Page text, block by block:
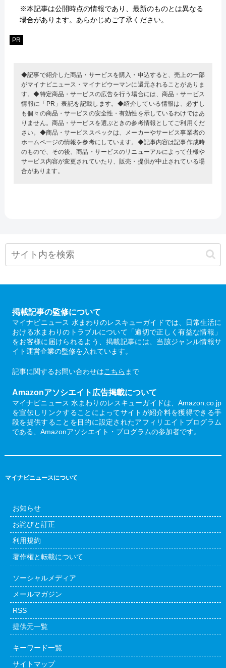
※本記事は公開時点の情報であり、最新のものとは異なる
場合があります。あらかじめご了承ください。
PR
◆記事で紹介した商品・サービスを購入・申込すると、売上の一部
がマイナビニュース・マイナビウーマンに還元されることがありま
す。◆特定商品・サービスの広告を行う場合には、商品・サービス
情報に「PR」表記を記載します。◆紹介している情報は、必ずし
も個々の商品・サービスの安全性・有効性を示しているわけではあ
りません。商品・サービスを選ぶときの参考情報としてご利用くだ
さい。◆商品・サービススペックは、メーカーやサービス事業者の
ホームページの情報を参考にしています。◆記事内容は記事作成時
のもので、その後、商品・サービスのリニューアルによって仕様や
サービス内容が変更されていたり、販売・提供が中止されている場
合があります。
掲載記事の監修について
マイナビニュース 水まわりのレスキューガイドでは、日常生活に
おける水まわりのトラブルについて「適切で正しく有益な情報」
をお客様に届けられるよう、掲載記事には、当該ジャンル情報サ
イト運営企業の監修を入れています。
記事に関するお問い合わせはこちら まで
Amazonアソシエイト広告掲載について
マイナビニュース 水まわりのレスキューガイドは、Amazon.co.jp
を宣伝しリンクすることによってサイトが紹介料を獲得できる手
段を提供することを目的に設定されたアフィリエイトプログラム
である、Amazonアソシエイト・プログラムの参加者です。
マイナビニュースについて
お知らせ
お詫びと訂正
利用規約
著作権と転載について
ソーシャルメディア
メールマガジン
RSS
提供元一覧
キーワード一覧
サイトマップ